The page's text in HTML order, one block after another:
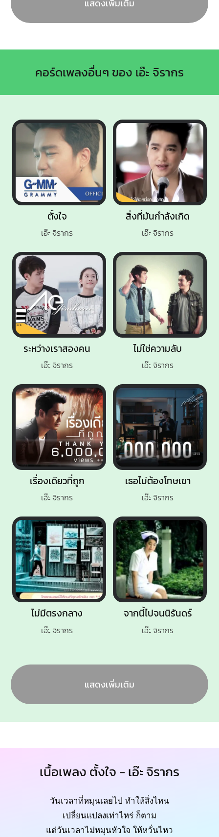
แสดงเพิ่มเติม
คอร์ดเพลงอื่นๆ ของ เอ๊ะ จิรากร
จากนี้ไปจนนิรันดร์
เอ๊ะ จิรากร
เรื่องเดียวที่ถูก
เอ๊ะ จิรากร
ตั้งใจ
เอ๊ะ จิรากร
ระหว่างเราสองคน
เอ๊ะ จิรากร
ไม่มีตรงกลาง
เอ๊ะ จิรากร
สิ่งที่มันกำลังเกิด
เอ๊ะ จิรากร
เธอไม่ต้องโทษเขา
เอ๊ะ จิรากร
ไม่ใช่ความลับ
เอ๊ะ จิรากร
แสดงเพิ่มเติม
เนื้อเพลง ตั้งใจ - เอ๊ะ จิรากร
วันเวลาที่หมุนเลยไป ทำให้สิ่งไหน
เปลี่ยนแปลงเท่าไหร่ ก็ตาม
แต่วันเวลาไม่หมุนหัวใจ ให้หวั่นไหว